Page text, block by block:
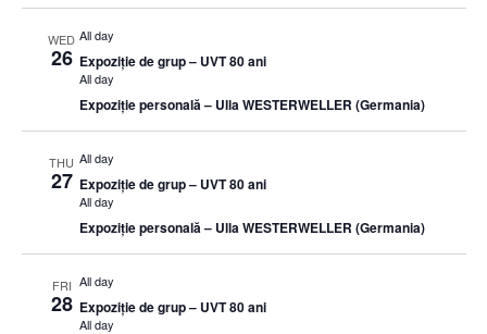
WED
26
All day
Expoziție de grup – UVT 80 ani
All day
Expoziție personală – Ulla WESTERWELLER (Germania)
THU
27
All day
Expoziție de grup – UVT 80 ani
All day
Expoziție personală – Ulla WESTERWELLER (Germania)
FRI
28
All day
Expoziție de grup – UVT 80 ani
All day